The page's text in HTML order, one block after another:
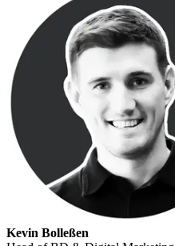
Kevin Bolleßen